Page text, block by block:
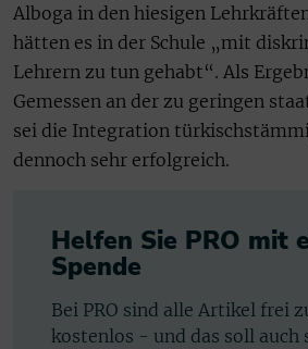
Alboga in den hiesigen
hätten es in der Schule „mit
Lehrern zu tun gehabt“. Als
Gemessen an der zu geringen
sei die Integration
dennoch sehr erfolgreich.
Helfen Sie PRO mit
Spende
Bei PRO sind alle Artikel frei
kostenlos - und das soll auch